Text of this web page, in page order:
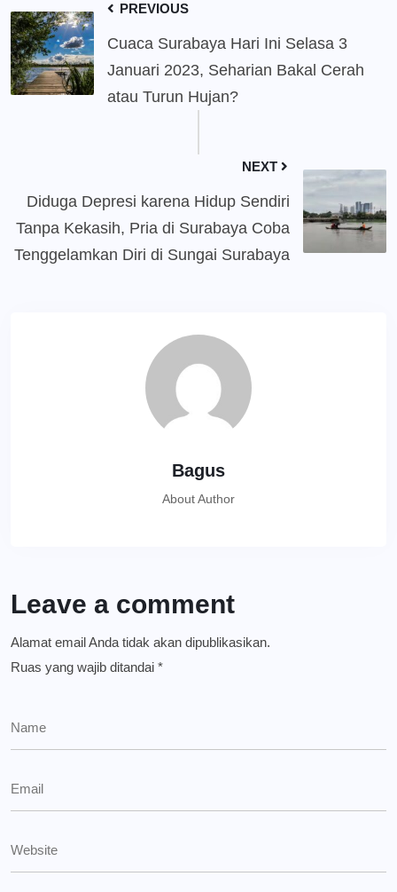
PREVIOUS
Cuaca Surabaya Hari Ini Selasa 3
Januari 2023, Seharian Bakal Cerah
atau Turun Hujan?
NEXT
Diduga Depresi karena Hidup Sendiri
Tanpa Kekasih, Pria di Surabaya Coba
Tenggelamkan Diri di Sungai Surabaya
Bagus
About Author
Leave a comment
Alamat email Anda tidak akan dipublikasikan.
Ruas yang wajib ditandai *